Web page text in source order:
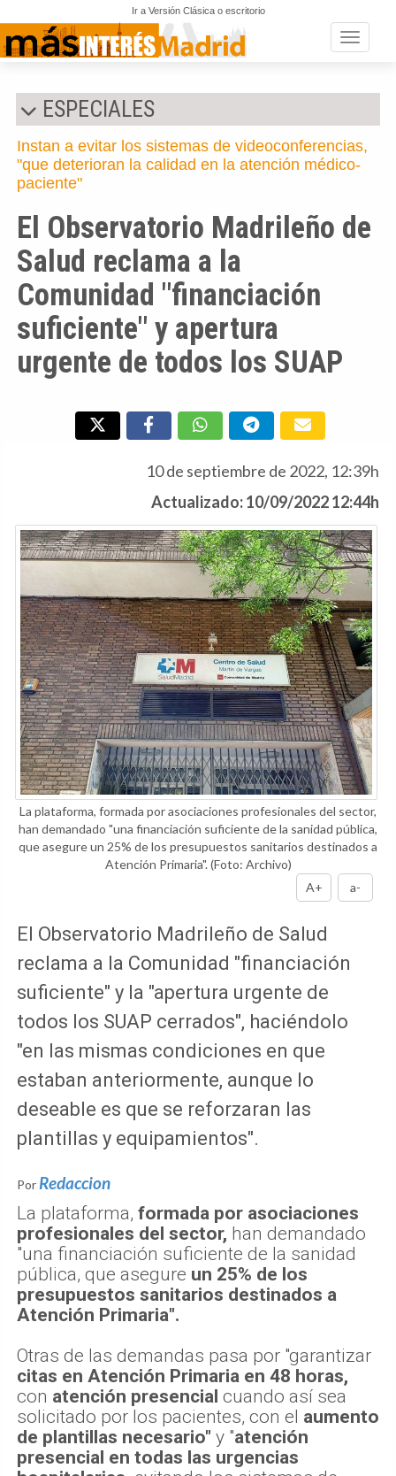
Ir a Versión Clásica o escritorio
Toggle
ESPECIALES
Instan a evitar los sistemas de videoconferencias,
"que deterioran la calidad en la atención médico-
paciente"
El Observatorio Madrileño de
Salud reclama a la
Comunidad "financiación
suficiente" y apertura
urgente de todos los SUAP
10 de septiembre de 2022, 12:39h
Actualizado: 10/09/2022 12:44h
La plataforma, formada por asociaciones profesionales del sector,
han demandado "una financiación suficiente de la sanidad pública,
que asegure un 25% de los presupuestos sanitarios destinados a
Atención Primaria".(Foto: Archivo)
A+
a-
El Observatorio Madrileño de Salud
reclama a la Comunidad "financiación
suficiente" y la "apertura urgente de
todos los SUAP cerrados", haciéndolo
"en las mismas condiciones en que
estaban anteriormente, aunque lo
deseable es que se reforzaran las
plantillas y equipamientos".
Por Redaccion
La plataforma, formada por asociaciones
profesionales del sector, han demandado
"una financiación suficiente de la sanidad
pública, que asegure un 25% de los
presupuestos sanitarios destinados a
Atención Primaria".
Otras de las demandas pasa por "garantizar
citas en Atención Primaria en 48 horas,
con atención presencial cuando así sea
solicitado por los pacientes, con el aumento
de plantillas necesario" y "atención
presencial en todas las urgencias